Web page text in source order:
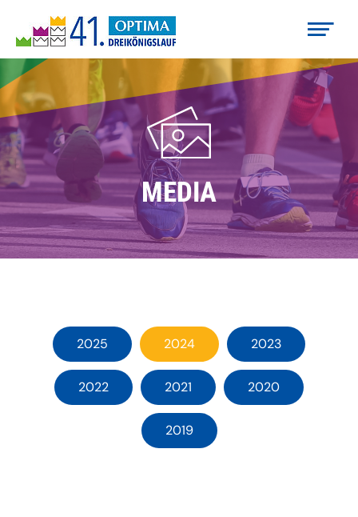
MEDIA
2025 2024 2023
2022 2021 2020
2019